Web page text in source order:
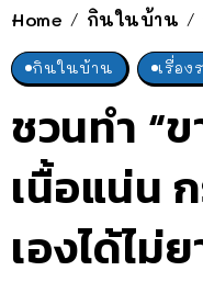
Home / กินในบ้าน /
กินในบ้าน เรื่อง
ชวนทำ “
เนื้อแน่น
เองได้ไม่